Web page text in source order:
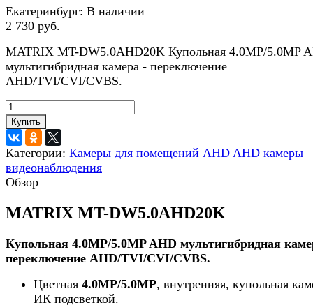
Екатеринбург: В наличии
2 730 руб.
MATRIX MT-DW5.0AHD20K Купольная 4.0MP/5.0MP
мультигибридная камера - переключение
AHD/TVI/CVI/CVBS.
Купить
Категории: Камеры для помещений AHD AHD камеры
видеонаблюдения
Обзор
MATRIX MT-DW5.0AHD20K
Купольная 4.0MP/5.0MP AHD мультигибридная
переключение AHD/TVI/CVI/CVBS.
Цветная 4.0MP/5.0MP, внутренняя, купольная
ИК подсветкой.